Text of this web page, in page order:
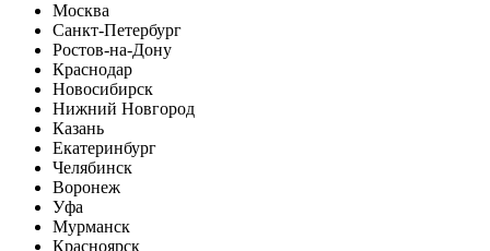
Москва
Санкт-Петербург
Ростов-на-Дону
Краснодар
Новосибирск
Нижний Новгород
Казань
Екатеринбург
Челябинск
Воронеж
Уфа
Мурманск
Красноярск